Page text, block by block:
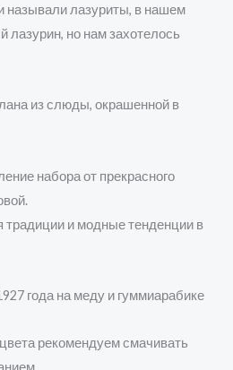
называли лазуриты, в нашем
лазурин, но нам захотелось
из слюды, окрашенной в
набора от прекрасного
традиции и модные тенденции в
года на меду и гуммиарабике
рекомендуем смачивать